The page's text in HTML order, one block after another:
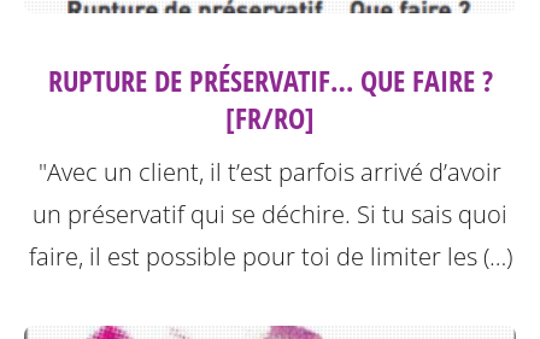
RUPTURE DE PRÉSERVATIF… QUE FAIRE ?
[FR/RO]
"Avec un client, il t’est parfois arrivé d’avoir
un préservatif qui se déchire. Si tu sais quoi
faire, il est possible pour toi de limiter les (…)